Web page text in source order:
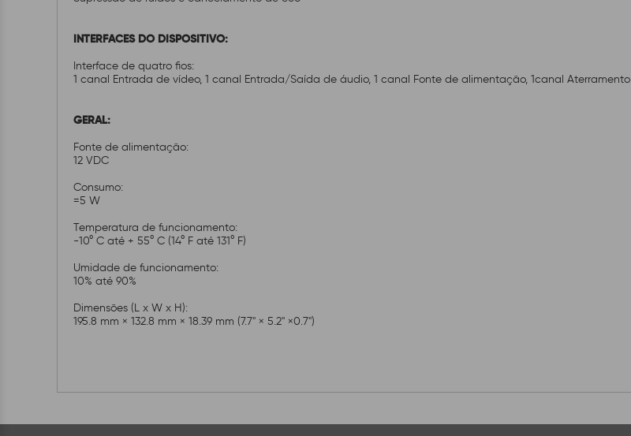
INTERFACES DO DISPOSITIVO:
Interface de quatro fios:
1 canal Entrada de vídeo, 1 canal Entrada/Saída de áudio, 1 canal Fonte de alimentação, 1canal Aterramento
GERAL:
Fonte de alimentação:
12 VDC
Consumo:
=5 W
Temperatura de funcionamento:
-10° C até + 55° C (14° F até 131° F)
Umidade de funcionamento:
10% até 90%
Dimensões (L x W x H):
195.8 mm × 132.8 mm × 18.39 mm (7.7" × 5.2" ×0.7")